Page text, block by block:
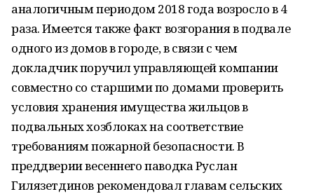
аналогичным периодом 2018 года возросло в 4
раза. Имеется также факт возгорания в подвале
одного из домов в городе, в связи с чем
докладчик поручил управляющей компании
совместно со старшими по домами проверить
условия хранения имущества жильцов в
подвальных хозблоках на соответствие
требованиям пожарной безопасности. В
преддверии весеннего паводка Руслан
Гилязетдинов рекомендовал главам сельских